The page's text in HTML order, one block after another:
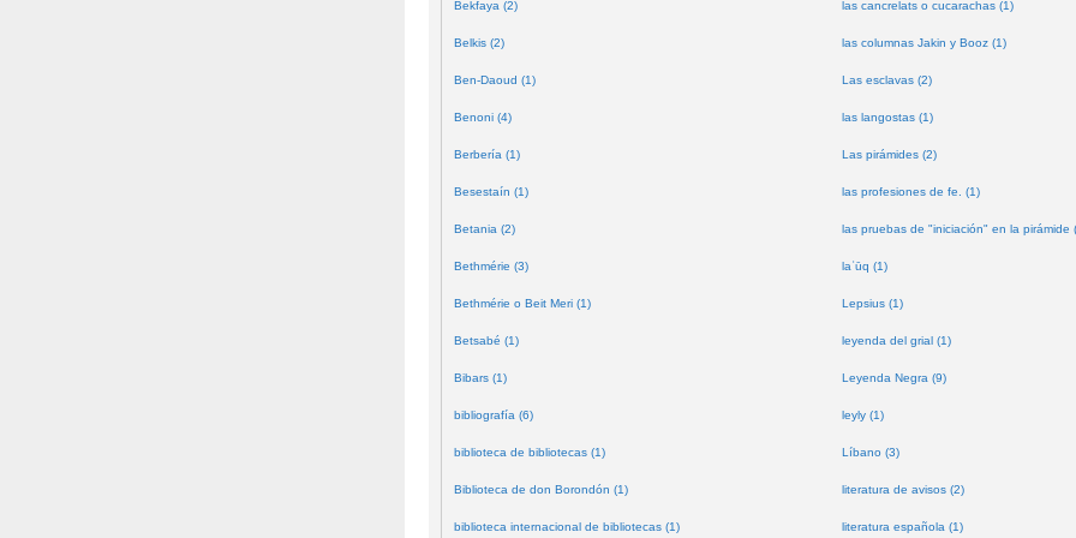
Bekfaya (2)
Belkis (2)
Ben-Daoud (1)
Benoni (4)
Berbería (1)
Besestaín (1)
Betania (2)
Bethmérie (3)
Bethmérie o Beit Meri (1)
Betsabé (1)
Bibars (1)
bibliografía (6)
biblioteca de bibliotecas (1)
Biblioteca de don Borondón (1)
biblioteca internacional de bibliotecas (1)
las cancrelats o cucarachas (1)
las columnas Jakin y Booz (1)
Las esclavas (2)
las langostas (1)
Las pirámides (2)
las profesiones de fe. (1)
las pruebas de "iniciación" en la pirámide
laʿūq (1)
Lepsius (1)
leyenda del grial (1)
Leyenda Negra (9)
leyly (1)
Líbano (3)
literatura de avisos (2)
literatura española (1)